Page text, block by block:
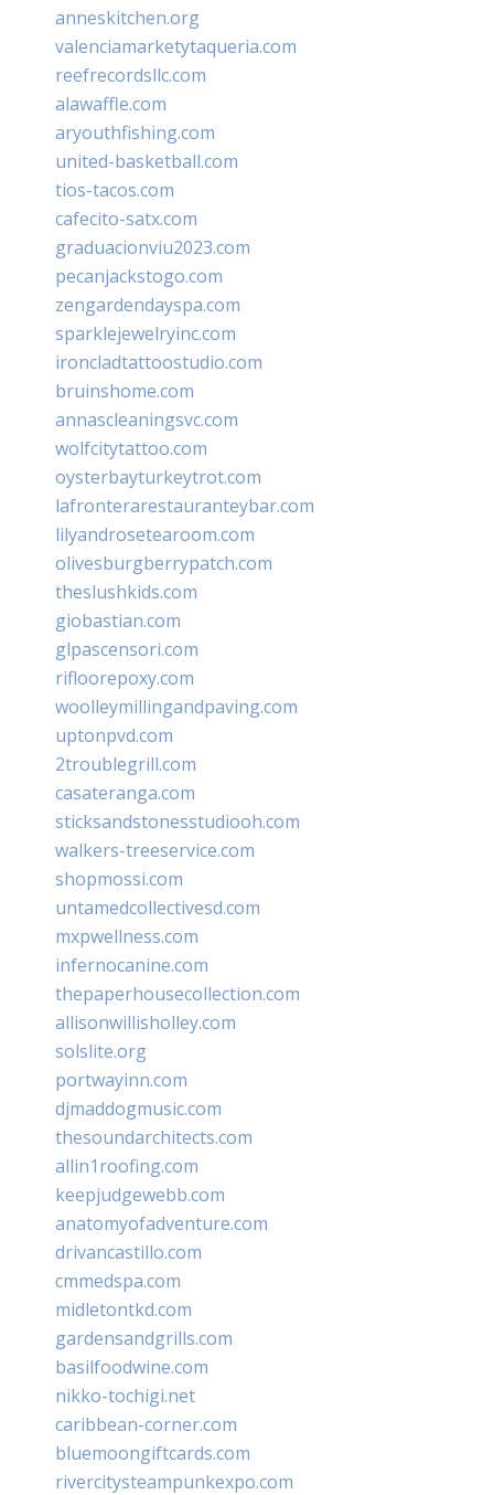
anneskitchen.org
valenciamarketytaqueria.com
reefrecordsllc.com
alawaffle.com
aryouthfishing.com
united-basketball.com
tios-tacos.com
cafecito-satx.com
graduacionviu2023.com
pecanjackstogo.com
zengardendayspa.com
sparklejewelryinc.com
ironcladtattoostudio.com
bruinshome.com
annascleaningsvc.com
wolfcitytattoo.com
oysterbayturkeytrot.com
lafronterarestauranteybar.com
lilyandrosetearoom.com
olivesburgberrypatch.com
theslushkids.com
giobastian.com
glpascensori.com
rifloorepoxy.com
woolleymillingandpaving.com
uptonpvd.com
2troublegrill.com
casateranga.com
sticksandstonesstudiooh.com
walkers-treeservice.com
shopmossi.com
untamedcollectivesd.com
mxpwellness.com
infernocanine.com
thepaperhousecollection.com
allisonwillisholley.com
solslite.org
portwayinn.com
djmaddogmusic.com
thesoundarchitects.com
allin1roofing.com
keepjudgewebb.com
anatomyofadventure.com
drivancastillo.com
cmmedspa.com
midletontkd.com
gardensandgrills.com
basilfoodwine.com
nikko-tochigi.net
caribbean-corner.com
bluemoongiftcards.com
rivercitysteampunkexpo.com